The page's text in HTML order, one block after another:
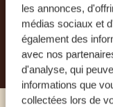
les annonces,
médias sociaux et
également des
avec nos
d'analyse, qui
informations que
collectées lors de